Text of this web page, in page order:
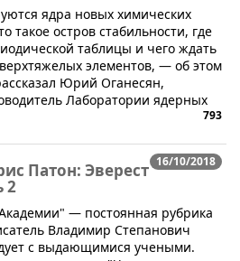
ядра новых химических
такое остров стабильности, где
таблицы и чего ждать
элементов, — об этом
Юрий Оганесян,
Лаборатории ядерных
793
16/10/2018
Патон: Эверест
2
— постоянная рубрика
Владимир Степанович
с выдающимися учеными.